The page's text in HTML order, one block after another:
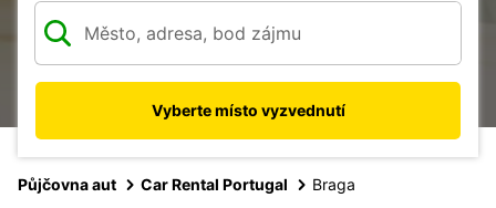
Vyberte místo vyzvednutí
Půjčovna aut Car Rental Portugal Braga